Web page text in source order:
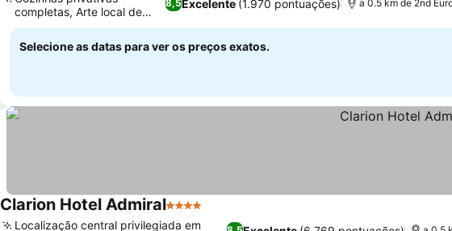
8,5Excelente (1.970 pontuações)
completas, Arte local de
Bergen
a 0.5 km de 2nd
Selecione as datas para ver os preços exatos.
Clarion Hotel Admiral4 Estrelas
Localização central privilegiada em